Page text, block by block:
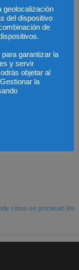
cómo se procesan los
geolocalización
del dispositivo
de
garantizar la
y servir
objetar al
la